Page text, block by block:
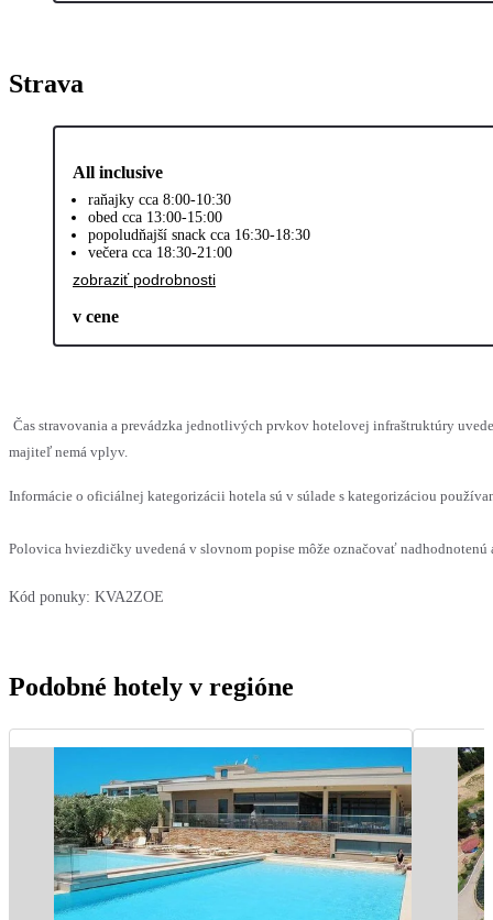
Strava
All inclusive
raňajky cca 8:00-10:30
obed cca 13:00-15:00
popoludňajší snack cca 16:30-18:30
večera cca 18:30-21:00
zobraziť podrobnosti
v cene
Čas stravovania a prevádzka jednotlivých prvkov hotelovej infraštruktúry
majiteľ nemá vplyv.
Informácie o oficiálnej kategorizácii hotela sú v súlade s kategorizáciou
Polovica hviezdičky uvedená v slovnom popise môže označovať
Kód ponuky: KVA2ZOE
Podobné hotely v regióne